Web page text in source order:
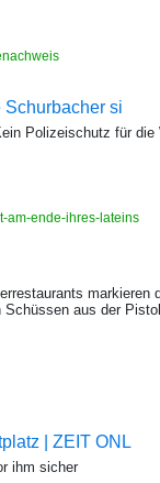
si
Polizeischutz für die
am-ende-ihres-lateins
aus der
| ZEIT ONL
ihm sicher